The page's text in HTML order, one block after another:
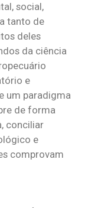
social,
tanto de
deles
da ciência
e
um paradigma
de forma
conciliar
e
comprovam